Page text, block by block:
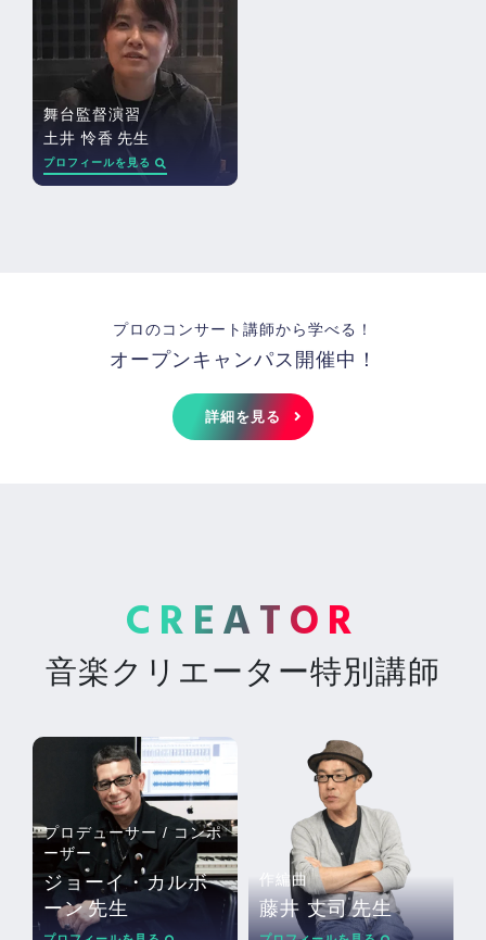
舞台監督演習
土井 怜香 先生
プロフィールを見る
プロのコンサート講師から学べる！
オープンキャンパス開催中！
詳細を見る
CREATOR
音楽クリエーター特別講師
プロデューサー / コンポ
ーザー
ジョーイ・カルボ
ーン先生
作編曲
藤井 丈司先生